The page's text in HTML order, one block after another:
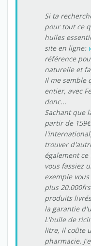
Si ta
pour tout ce
huiles
site en ligne:
référence
naturelle et
Il me semble
entier, avec
donc...
Sachant que
partir de
trouver
également
vous fassiez
exemple
plus
produits
la garantie
L'huile de
litre, il coûte
pharmacie.